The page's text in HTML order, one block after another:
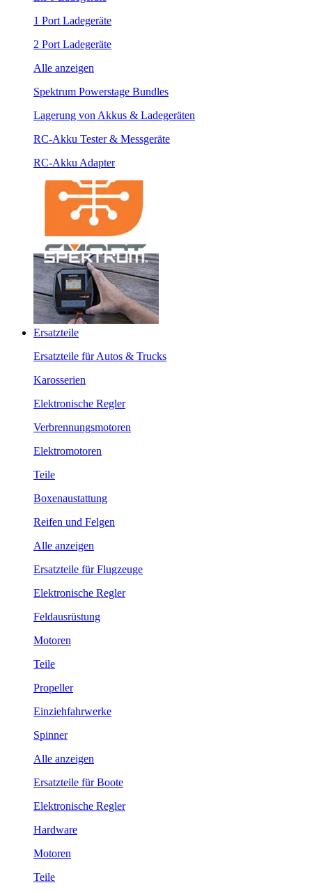
1 Port Ladegeräte
2 Port Ladegeräte
Alle anzeigen
Spektrum Powerstage Bundles
Lagerung von Akkus & Ladegeräten
RC-Akku Tester & Messgeräte
RC-Akku Adapter
Ersatzteile
Ersatzteile für Autos & Trucks
Karosserien
Elektronische Regler
Verbrennungsmotoren
Elektromotoren
Teile
Boxenaustattung
Reifen und Felgen
Alle anzeigen
Ersatzteile für Flugzeuge
Elektronische Regler
Feldausrüstung
Motoren
Teile
Propeller
Einziehfahrwerke
Spinner
Alle anzeigen
Ersatzteile für Boote
Elektronische Regler
Hardware
Motoren
Teile